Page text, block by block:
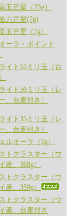
五芒星（23g）
六芒星(7g)
五芒星（7g）
ーラ・ポイント
イト55ミリ玉（台
イト50ミリ玉（レ
、台座付き）
イト35ミリ玉（レ
、台座付き）
ルオーラ（5g）
トクラスター（ウ
産、368g）
トクラスター（ウ
産、359g）
トクラスター（ウ
産、台座付き